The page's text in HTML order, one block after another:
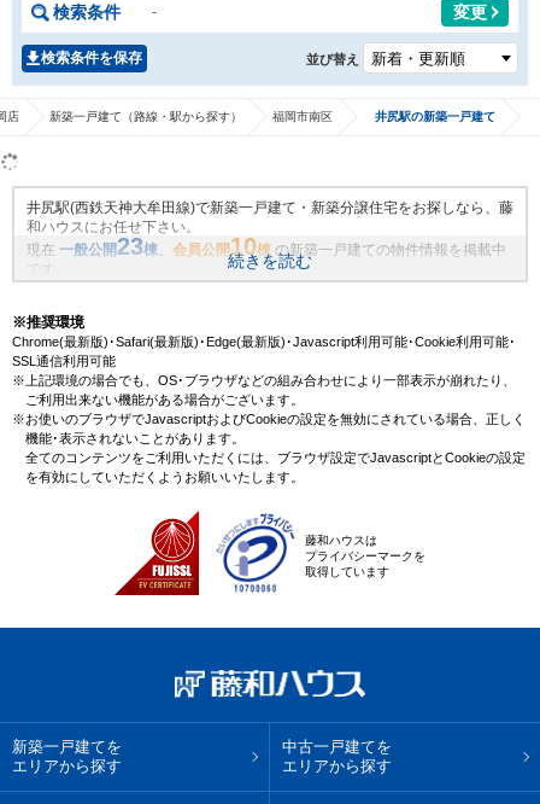
検索条件 - 変更
検索条件を保存 並び替え
店 新築一戸建て（路線・駅から探す） 福岡市南区 井尻駅の新築一戸建て
井尻駅(西鉄天神大牟田線)で新築一戸建て・新築分譲住宅をお探しなら、藤
和ハウスにお任せ下さい。
現在 一般公開23棟 会員公開10棟 の新築一戸建ての物件情報を掲載中
です。
います。藤和ハウスで理想の新築一戸建て・マイホームを見つけません
か？
続きを読む
※推奨環境
Chrome(最新版)･Safari(最新版)･Edge(最新版)･Javascript利用可能･Cookie利用可能･
SSL通信利用可能
※上記環境の場合でも、OS･ブラウザなどの組み合わせにより一部表示が崩れたり、
ご利用出来ない機能がある場合がございます。
※お使いのブラウザでJavascriptおよびCookieの設定を無効にされている場合、正しく
機能･表示されないことがあります。
全てのコンテンツをご利用いただくには、ブラウザ設定でJavascriptとCookieの設定
を有効にしていただくようお願いいたします。
藤和ハウスは
プライバシーマークを
取得しています
新築一戸建てを
エリアから探す
中古一戸建てを
エリアから探す